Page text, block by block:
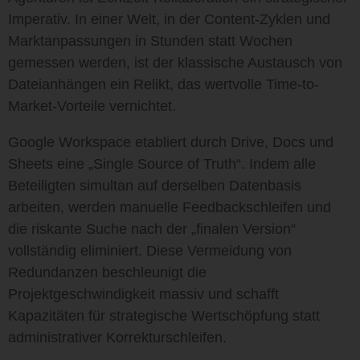
Imperativ. In einer Welt, in der Content-Zyklen und
Marktanpassungen in Stunden statt Wochen
gemessen werden, ist der klassische Austausch von
Dateianhängen ein Relikt, das wertvolle Time-to-
Market-Vorteile vernichtet.
Google Workspace etabliert durch Drive, Docs und
Sheets eine „Single Source of Truth“. Indem alle
Beteiligten simultan auf derselben Datenbasis
arbeiten, werden manuelle Feedbackschleifen und
die riskante Suche nach der „finalen Version“
vollständig eliminiert. Diese Vermeidung von
Redundanzen beschleunigt die
Projektgeschwindigkeit massiv und schafft
Kapazitäten für strategische Wertschöpfung statt
administrativer Korrekturschleifen.